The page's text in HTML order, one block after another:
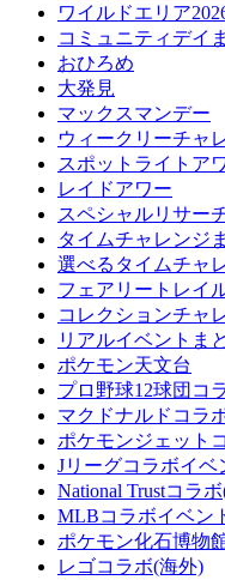
ワイルドエリア
コミュニティデイ
おひろめ
大発見
マックスマンデー
ウィークリーチャ
スポットライトア
レイドアワー
スペシャルリサー
タイムチャレンジ
選べるタイムチャ
フェアリートレイ
コレクションチャ
リアルイベントま
ポケモン天文台
プロ野球12球団コ
マクドナルドコラ
ポケモンジェット
Jリーグコラボイベ
National Trustコラ
MLBコラボイベン
ポケモン化石博物
レゴコラボ(海外)